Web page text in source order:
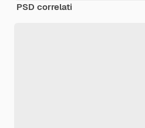
PSD correlati